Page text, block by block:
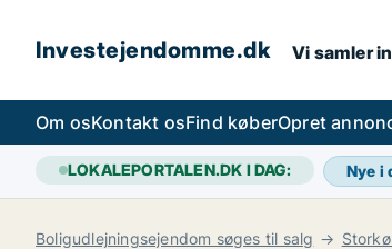
Investejendomme.dk Vi samler
Om osKontakt osFind køberOpret
LOKALEPORTALEN.DK I DAG: Nye i
Boligudlejningsejendom søges til salg